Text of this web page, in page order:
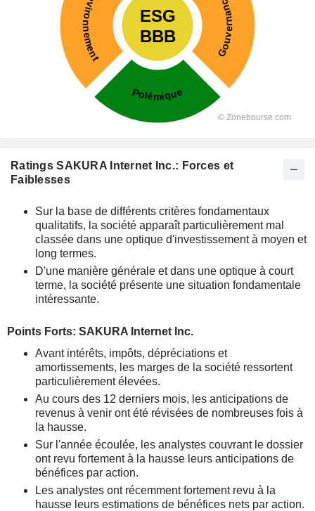
Ratings SAKURA Internet Inc.: Forces et
Faiblesses
Sur la base de différents critères fondamentaux
qualitatifs, la société apparaît particulièrement mal
classée dans une optique d'investissement à moyen et
long termes.
D'une manière générale et dans une optique à court
terme, la société présente une situation fondamentale
intéressante.
Points Forts: SAKURA Internet Inc.
Avant intérêts, impôts, dépréciations et
amortissements, les marges de la société ressortent
particulièrement élevées.
Au cours des 12 derniers mois, les anticipations de
revenus à venir ont été révisées de nombreuses fois à
la hausse.
Sur l'année écoulée, les analystes couvrant le dossier
ont revu fortement à la hausse leurs anticipations de
bénéfices par action.
Les analystes ont récemment fortement revu à la
hausse leurs estimations de bénéfices nets par action.